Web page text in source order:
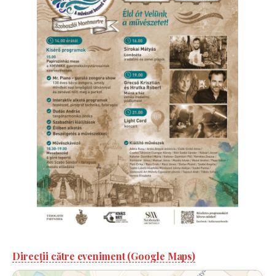
Direcții către eveniment (Google Maps)